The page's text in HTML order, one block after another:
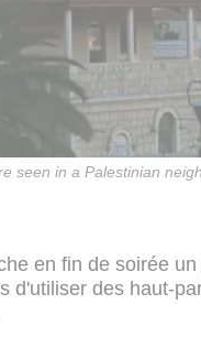
seen in a Palestinian
en fin de soirée
d'utiliser des haut-